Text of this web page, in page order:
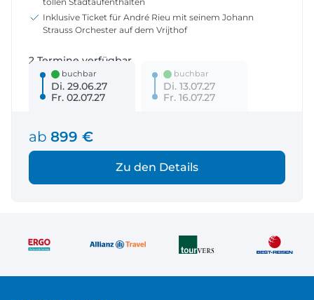
Inklusive Ticket für André Rieu mit seinem Johann
Strauss Orchester auf dem Vrijthof
buchbar
Di. 29.06.27
Fr. 02.07.27
buchbar
Di. 13.07.27
Fr. 16.07.27
2 Termine verfügbar
ab 899 €
Zu den Details